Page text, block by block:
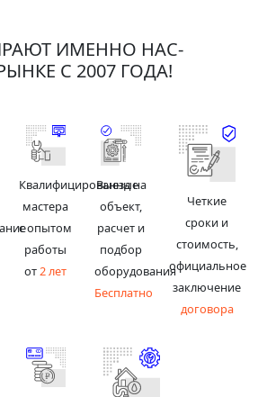
ИМЕННО НАС-
С 2007 ГОДА!
Квалифицированные
мастера
с опытом
работы
от2 лет
Выезд на
объект,
расчет и
подбор
оборудования
Бесплатно
Четкие
сроки и
стоимость,
официальное
заключение
договора